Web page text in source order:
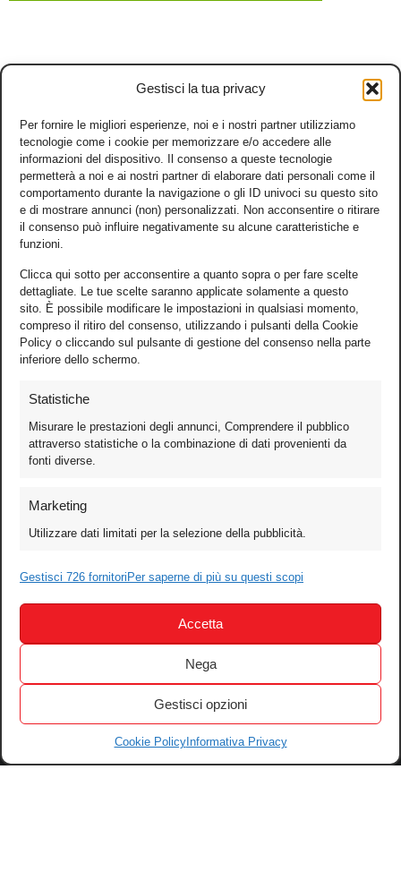
Gestisci la tua privacy
Per fornire le migliori esperienze, noi e i nostri partner utilizziamo
tecnologie come i cookie per memorizzare e/o accedere alle
informazioni del dispositivo. Il consenso a queste tecnologie
permetterà a noi e ai nostri partner di elaborare dati personali come il
comportamento durante la navigazione o gli ID univoci su questo sito
e di mostrare annunci (non) personalizzati. Non acconsentire o ritirare
il consenso può influire negativamente su alcune caratteristiche e
funzioni.
Clicca qui sotto per acconsentire a quanto sopra o per fare scelte
dettagliate. Le tue scelte saranno applicate solamente a questo
sito. È possibile modificare le impostazioni in qualsiasi momento,
compreso il ritiro del consenso, utilizzando i pulsanti della Cookie
Policy o cliccando sul pulsante di gestione del consenso nella parte
inferiore dello schermo.
Statistiche
Misurare le prestazioni degli annunci, Comprendere il pubblico
attraverso statistiche o la combinazione di dati provenienti da
fonti diverse.
Marketing
Utilizzare dati limitati per la selezione della pubblicità.
Gestisci 726 fornitori Per saperne di più su questi scopi
Accetta
Nega
Gestisci opzioni
Cookie PolicyInformativa Privacy
Games
Test
Audio
Festival & Concorsi
Iscriviti alla newsletter